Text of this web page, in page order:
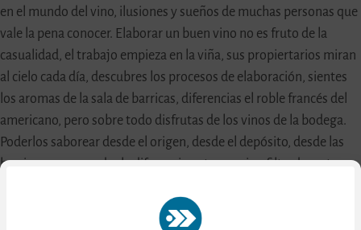
en el mundo del vino, ilusiones y sueños de muchas personas que
vale la pena conocer. Elaborar un buen vino no es fruto de la
casualidad, el trabajo empieza en la viña, sus propiertarios miran
al cielo cada día, descubres los procesos de elaboración, sientes
los aromas de la sala de barricas, diferencias el roble francés del
americano, pero sobre todo disfrutas de los vinos de la bodega.
Poderlos saborear desde el origen, desde el depósito, desde las
barricas, comprender la diferencia entre un vino filtrado y otro
encontrarás en ningún otro sitio. Sensaciones inolvidables.